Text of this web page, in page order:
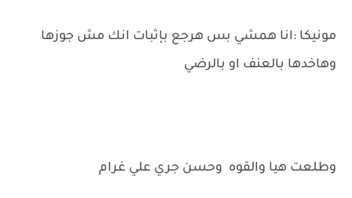
مونيكا :انا همشي بس هرجع بإثبات انك مش جوزها
وهاخدها بالعنف او بالرضي
وطلعت هيا والقوه وحسن جري علي غرام